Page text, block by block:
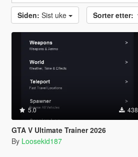
Siden: Sist uke Sorter etter:
5.0 438
GTA V Ultimate Trainer 2026
By Loosekid187